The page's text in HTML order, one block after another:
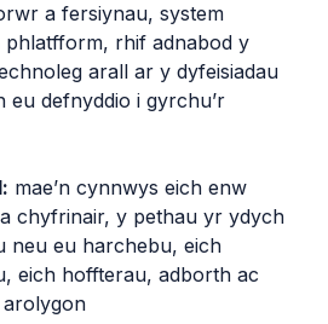
a fersiynau, system
phlatfform, rhif adnabod y
arall ar y dyfeisiadau
eu defnyddio i gyrchu’r
mae’n cynnwys eich enw
chyfrinair, y pethau yr ydych
neu eu harchebu, eich
eich hoffterau, adborth ac